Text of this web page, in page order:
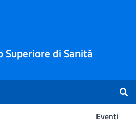
di Sanità
Eventi